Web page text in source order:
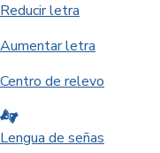
Reducir letra
Aumentar letra
Centro de relevo
Lengua de señas